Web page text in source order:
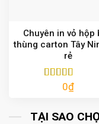
Chuyên in vỏ hộp
thùng carton Tây
rẻ
Được xếp
0₫
TẠI SAO